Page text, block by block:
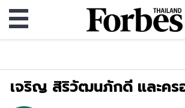
เจริญ สิริวัฒนภักดี และคร